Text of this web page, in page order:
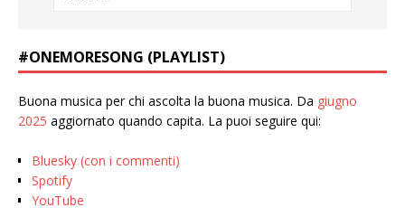
#ONEMORESONG (PLAYLIST)
Buona musica per chi ascolta la buona musica. Da giugno
2025 aggiornato quando capita. La puoi seguire qui:
Bluesky (con i commenti)
Spotify
YouTube